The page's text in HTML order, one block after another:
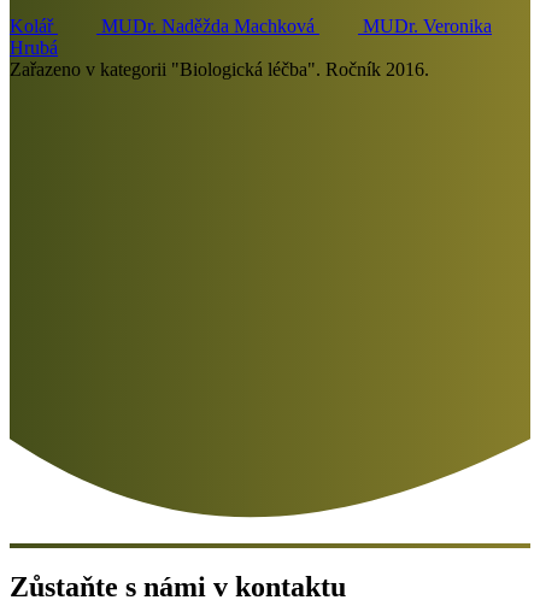
Kolář MUDr. Naděžda Machková
MUDr. Veronika
Hrubá
Zařazeno v kategorii "Biologická léčba". Ročník 2016.
Zůstaňte s námi v kontaktu